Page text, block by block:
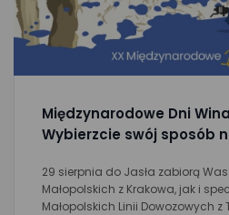
Międzynarodowe Dni
Wybierzcie swój sposób
29 sierpnia do Jasła zabiorą
Małopolskich z Krakowa, jak i